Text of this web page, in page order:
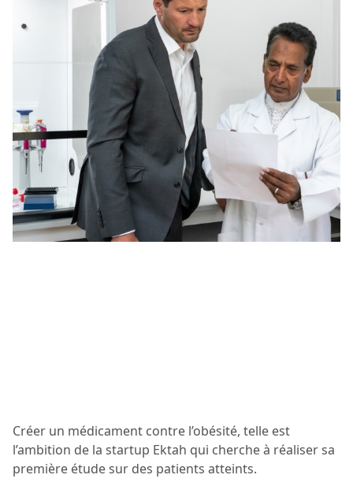
Créer un médicament contre l’obésité, telle est
l’ambition de la startup Ektah qui cherche à réaliser sa
première étude sur des patients atteints.